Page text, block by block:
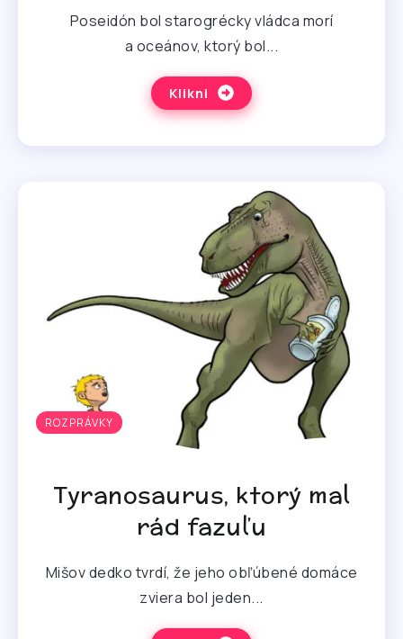
Poseidón bol starogrécky vládca morí
a oceánov, ktorý bol...
Klikni
ROZPRÁVKY
Tyranosaurus, ktorý mal
rád fazuľu
Mišov dedko tvrdí, že jeho obľúbené domáce
zviera bol jeden...